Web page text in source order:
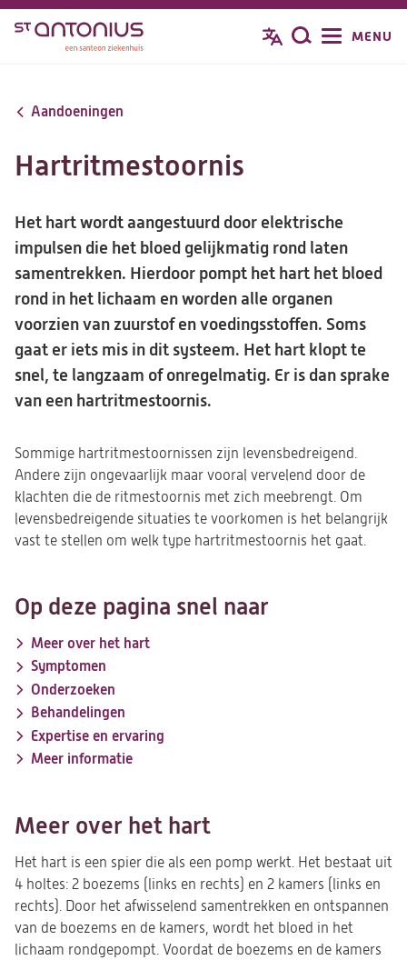
Overslaan
inhoud
Zoeken
MENU
Aandoeningen
Hartritmestoornis
Het hart wordt aangestuurd door elektrische
impulsen die het bloed gelijkmatig rond laten
samentrekken. Hierdoor pompt het hart het bloed
rond in het lichaam en worden alle organen
voorzien van zuurstof en voedingsstoffen. Soms
gaat er iets mis in dit systeem. Het hart klopt te
snel, te langzaam of onregelmatig. Er is dan sprake
van een hartritmestoornis.
Sommige hartritmestoornissen zijn levensbedreigend.
Andere zijn ongevaarlijk maar vooral vervelend door de
klachten die de ritmestoornis met zich meebrengt. Om
levensbedreigende situaties te voorkomen is het belangrijk
vast te stellen om welk type hartritmestoornis het gaat.
Op deze pagina snel naar
Meer over het hart
Symptomen
Onderzoeken
Behandelingen
Expertise en ervaring
Meer informatie
Meer over het hart
Het hart is een spier die als een pomp werkt. Het bestaat uit
4 holtes: 2 boezems (links en rechts) en 2 kamers (links en
rechts). Door het afwisselend samentrekken en ontspannen
van de boezems en de kamers, wordt het bloed in het
lichaam rondgepompt. Voordat de boezems en de kamers